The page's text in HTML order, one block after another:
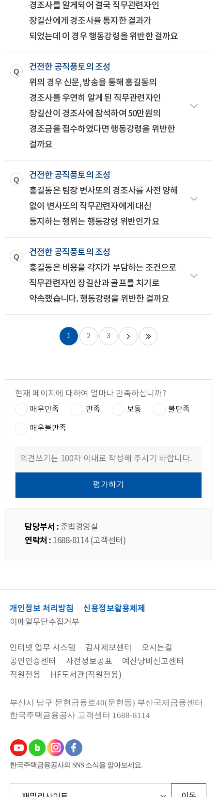
경조사를 알게되어 결국 직무관련자인
장길산에게 경조사를 통지한 결과가
되었는데 이 경우 행동강령을 위반한 걸까요
건전한 공직풍토의 조성
위의 경우 신문, 방송을 통해 홍길동의
경조사를 우연히 알게 된 직무관련자인
장길산이 경조사에 참석하여 50만원의
경조금을 접수하였다면 행동강령을 위반한
걸까요
건전한 공직풍토의 조성
홍길동은 팀장 변사또의 경조사를 사전 양해
없이 변사또의 직무관련자에게 대신
통지하는 행위는 행동강령 위반인가요
건전한 공직풍토의 조성
홍길동은 비용을 각자가 부담하는 조건으로
직무관련자인 장길산과 골프를 치기로
약속했습니다. 행동강령을 위반한 걸까요
1 2 3
현재 페이지에 대하여 얼마나 만족하십니까?
매우만족 만족 보통 불만족
매우불만족
담당부서 : 준법경영실
연락처 : 1688-8114 (고객센터)
개인정보 처리방침 신용정보활용체제
이메일무단수집거부
인터넷 업무 시스템 감사제보센터
오시는길
공인인증센터
사전정보공표
예산낭비신고센터
직원전용
HF도서관(직원전용)
부산시 남구 문현금융로40(문현동) 부산국제금융센터
한국주택금융공사 고객센터 1688-8114
한국주택금융공사의 SNS 소식을 알아보세요.